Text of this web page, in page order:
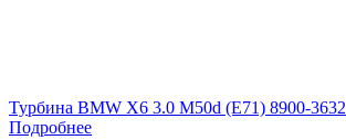
Турбина BMW X6 3.0 M50d (E71) 8900-3632
Подробнее